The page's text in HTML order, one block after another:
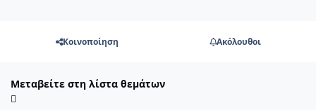
Κοινοποίηση Ακόλουθοι
Μεταβείτε στη λίστα θεμάτων